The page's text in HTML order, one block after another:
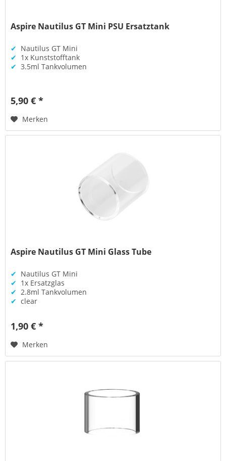
Aspire Nautilus GT Mini PSU Ersatztank
✔ Nautilus GT Mini
✔ 1x Kunststofftank
✔ 3.5ml Tankvolumen
5,90 € *
Merken
Aspire Nautilus GT Mini Glass Tube
✔ Nautilus GT Mini
✔ 1x Ersatzglas
✔ 2.8ml Tankvolumen
✔ clear
1,90 € *
Merken